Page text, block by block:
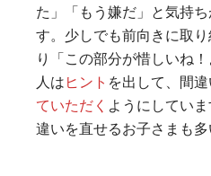
た」「もう嫌だ」と気持
す。少しでも前向きに取
り「この部分が惜しいね
人はヒント を出して、間
ていただく ようにしてい
違いを直せるお子さまも多